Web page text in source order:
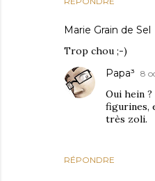
Marie Grain de Sel
Trop chou ;-)
RÉPONDRE
Papa³ 8
Oui hein
figurines,
très zoli.